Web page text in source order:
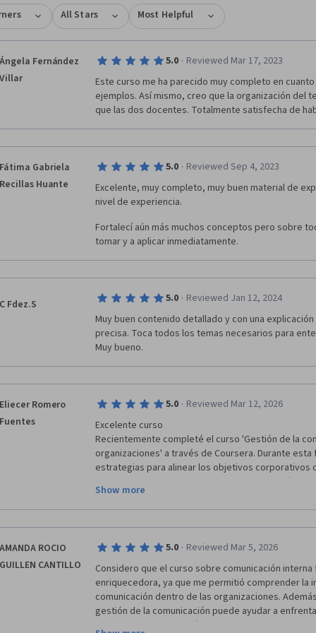
All Stars Most Helpful
Ángela Fernández
Villar
5.0 · Reviewed Mar 17, 2023
Este curso me ha parecido muy completo en
ejemplos. Así mismo, creo que la organización del
que las dos docentes. Totalmente satisfecha de
Fátima Gabriela
Recillas Huante
5.0 · Reviewed Sep 4, 2023
Excelente, muy completo, muy buen material de
nivel de experiencia.
Fortalecí aún más muchos conceptos pero sobre
tomar y a aplicar inmediatamente.
C Fdez.S 5.0 · Reviewed Jan 12, 2024
Muy buen contenido detallado y con una
precisa. Toca todos los temas necesarios para
Muy bueno.
Eliecer Romero
Fuentes
5.0 · Reviewed Mar 12, 2026
Excelente curso
Recientemente completé el curso 'Gestión de la
organizaciones' a través de Coursera. Durante
estrategias para alinear los objetivos corporativos
optimizando los canales de flujo de información y
(engagement) del equipo. Con un enfoque en la
organizacional,  gracias a este conocimiento
herramientas en entornos de trabajo dinámicos.
Show more
AMANDA ROCIO
GUILLEN CANTILLO
5.0 · Reviewed Mar 5, 2026
Considero que el curso sobre comunicación
enriquecedora, ya que me permitió comprender la
comunicación dentro de las organizaciones.
gestión de la comunicación puede ayudar a
crisis de manera estratégica. Sin duda, esta